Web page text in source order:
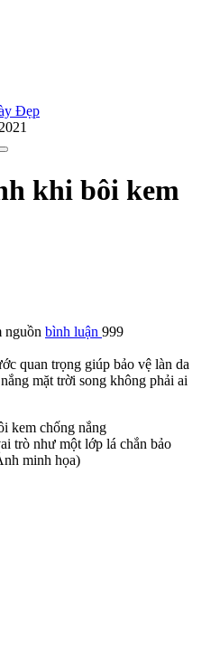
Đẹp
khi bôi kem
nguồn bình luận 999
quan trọng giúp bảo vệ làn da
mặt trời song không phải ai
trò như một lớp lá chắn bảo
minh họa)